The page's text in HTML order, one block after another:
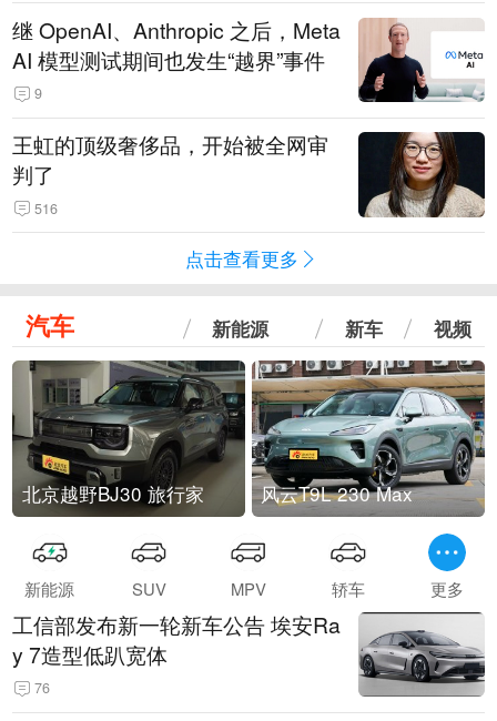
继 OpenAI、Anthropic 之后，Meta
AI 模型测试期间也发生“越界”事件
9
王虹的顶级奢侈品，开始被全网审
判了
516
点击查看更多
汽车 新能源 新车 视频
北京越野BJ30 旅行家 风云T9L 230 Max
新能源 SUV MPV 轿车 更多
工信部发布新一轮新车公告 埃安Ra
y 7造型低趴宽体
76